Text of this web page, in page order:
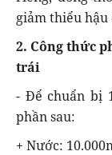
giảm thiểu
2. Công thức
trái
- Để chuẩn bị
phần sau:
+ Nước: